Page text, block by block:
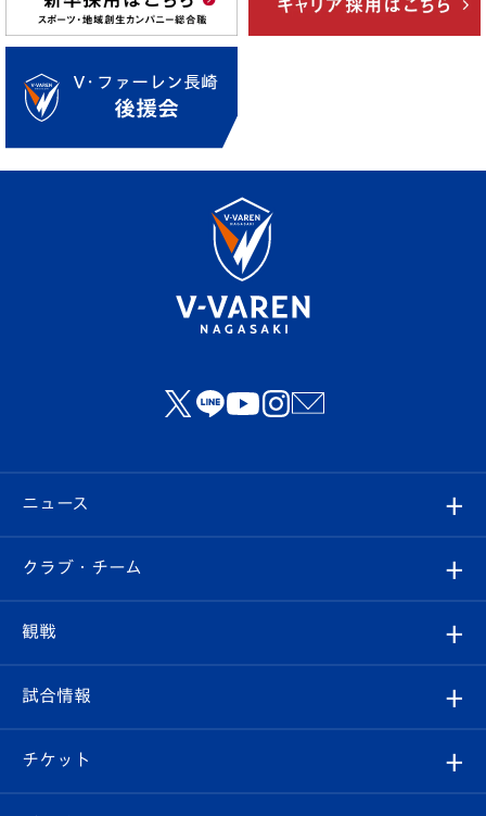
ニュース
すべて
クラブ
試合情報
クラブ・チーム
クラブ概要
エンブレム紹介
観戦
観戦ルール
はじめての観戦ガイド
試合情報
試合日程/結果
チケット